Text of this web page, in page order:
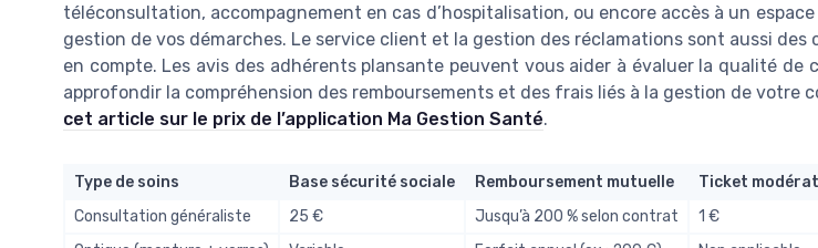
téléconsultation, accompagnement en cas d’hospitalisation, ou encore accès à un
gestion de vos démarches. Le service client et la gestion des réclamations sont aussi des
en compte. Les avis des adhérents plansante peuvent vous aider à évaluer la qualité de
approfondir la compréhension des remboursements et des frais liés à la gestion de votre
cet article sur le prix de l’application Ma Gestion Santé.
Type de soins Base sécurité sociale Remboursement mutuelle
Ticket
Consultation généraliste
25 € Jusqu’à 200 % selon contrat
1 €